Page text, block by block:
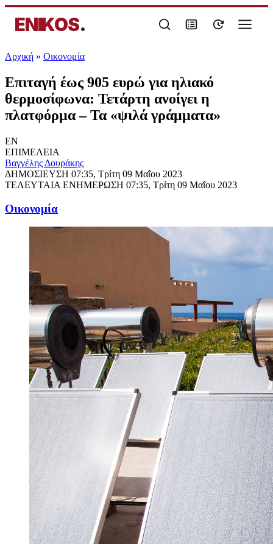
ENIKOS.
Αρχική » Oικονομία
Επιταγή έως 905 ευρώ για ηλιακό
θερμοσίφωνα: Τετάρτη ανοίγει η
πλατφόρμα – Τα «ψιλά γράμματα»
EN
ΕΠΙΜΕΛΕΙΑ
Βαγγέλης Δουράκης
ΔΗΜΟΣΙΕΥΣΗ 07:35, Τρίτη 09 Μαΐου 2023
ΤΕΛΕΥΤΑΙΑ ΕΝΗΜΕΡΩΣΗ 07:35, Τρίτη 09 Μαΐου 2023
Oικονομία